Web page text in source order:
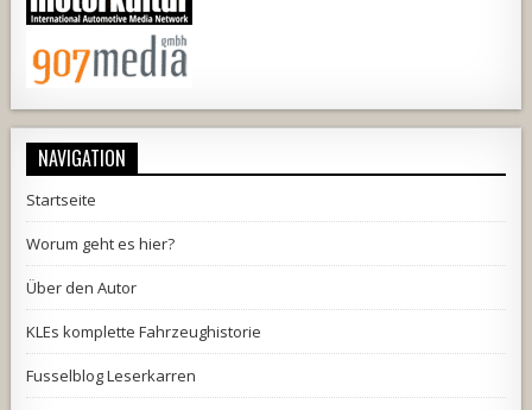
NAVIGATION
Startseite
Worum geht es hier?
Über den Autor
KLEs komplette Fahrzeughistorie
Fusselblog Leserkarren